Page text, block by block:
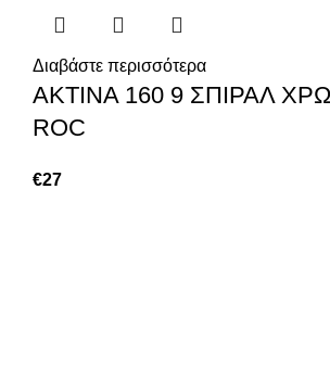
Διαβάστε περισσότερα
ΑΚΤΙΝΑ 160 9 ΣΠΙΡΑΛ
ROC
€27